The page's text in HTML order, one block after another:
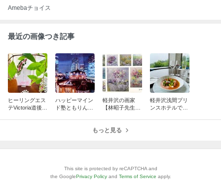
Amebaチョイス
最近の画像つき記事
ヒーリングエス
テVictoria道後で
ハッピーマイン
ド塾ともりんの
軽井沢の画家
【林昭子先生】
桂＆八十二長野
軽井沢浅間プリ
ンスホテルで温
もっと見る
This site is protected by reCAPTCHA and
the GooglePrivacy Policy and Terms of Service apply.